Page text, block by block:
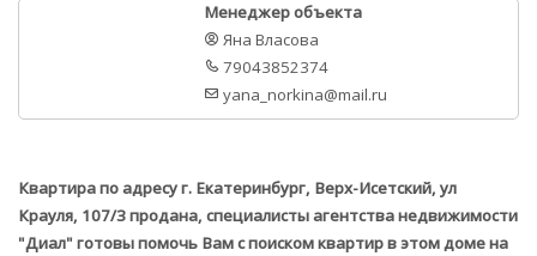
Менеджер объекта
Яна Власова
79043852374
yana_norkina@mail.ru
Квартира по адресу г. Екатеринбург, Верх-Исетский, ул
Крауля, 107/3 продана, специалисты агентства недвижимости
"Диал" готовы помочь Вам с поиском квартир в этом доме на